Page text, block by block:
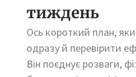
тиждень
Ось короткий план,
одразу й перевірити
Він поєднує розваги,